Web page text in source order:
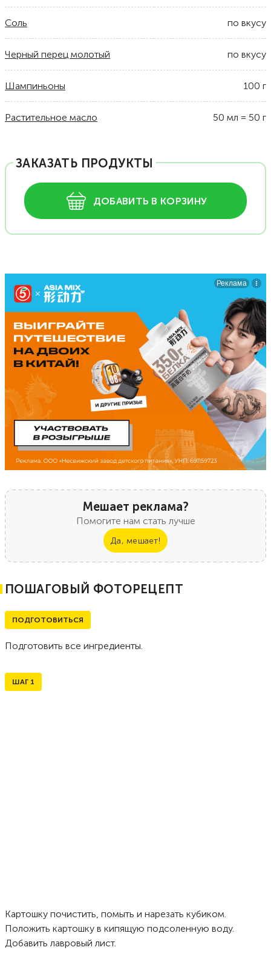
Соль по вкусу
Черный перец молотый по вкусу
Шампиньоны 100 г
Растительное масло 50 мл = 50 г
ЗАКАЗАТЬ ПРОДУКТЫ
ДОБАВИТЬ В КОРЗИНУ
Мешает реклама?
Помогите нам стать лучше
Да, мешает!
ПОШАГОВЫЙ ФОТОРЕЦЕПТ
ПОДГОТОВИТЬСЯ
Подготовить все ингредиенты.
ШАГ 1
Картошку почистить, помыть и нарезать кубиком.
Положить картошку в кипящую подсоленную воду.
Добавить лавровый лист.